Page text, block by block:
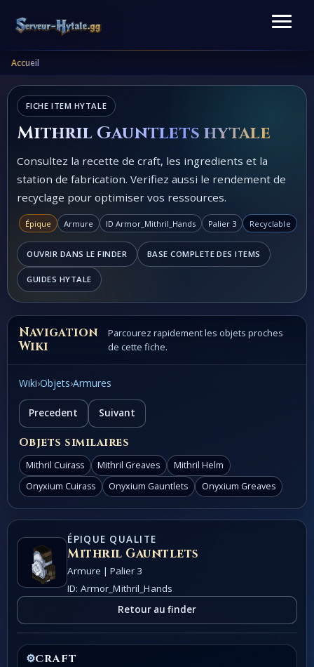
Accueil
FICHE ITEM HYTALE
Mithril Gauntlets hytale
Consultez la recette de craft, les ingredients et la
station de fabrication. Verifiez aussi le rendement de
recyclage pour optimiser vos ressources.
Épique Armure ID Armor_Mithril_Hands Palier 3 Recyclable
OUVRIR DANS LE FINDER BASE COMPLETE DES ITEMS
GUIDES HYTALE
Navigation
Wiki
Parcourez rapidement les objets proches
de cette fiche.
Wiki›Objets›Armures
Precedent Suivant
Objets similaires
Mithril Cuirass Mithril Greaves
Mithril Helm
Onyxium Cuirass
Onyxium Gauntlets Onyxium Greaves
ÉPIQUE QUALITE
Mithril Gauntlets
Armure | Palier 3
ID: Armor_Mithril_Hands
Retour au finder
⚙CRAFT